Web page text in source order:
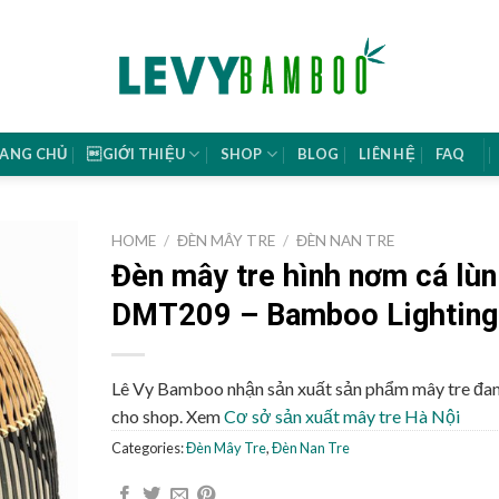
CHỦ GIỚI THIỆU SHOP BLOG LIÊN HỆ FAQ
HOME / ĐÈN MÂY TRE / ĐÈN NAN TRE
Đèn mây tre hình nơm cá
DMT209 – Bamboo Lighting
Lê Vy Bamboo nhận sản xuất sản phẩm mây tre
cho shop. XemCơ sở sản xuất mây tre Hà Nội
Categories:Đèn Mây Tre,Đèn Nan Tre